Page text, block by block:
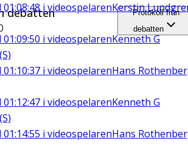
01:08:48 i videospelarenKerstin
01:09:50 i videospelarenKenneth G
01:10:37 i videospelarenHans
01:12:47 i videospelarenKenneth G
01:14:55 i videospelarenHans
debatten
Protokoll från
debatten